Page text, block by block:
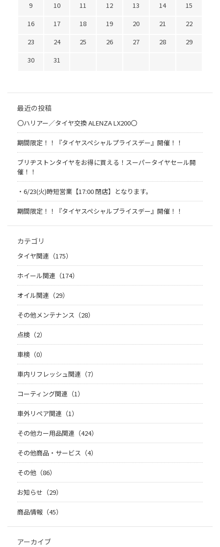
9 10 11 12 13 14
15
16
17 18 19 20 21
22
23
24 25 26 27 28
29
30
31
最近の投稿
〇ハリアー／タイヤ交換 ALENZA LX200〇
期間限定！！『タイヤスペシャルプライスデー』開催！！
ブリヂストンタイヤをお得に買える！スーパータイヤセール開
催！！
・6/23(火)時短営業【17:00 閉店】となります。
期間限定！！『タイヤスペシャルプライスデー』開催！！
カテゴリ
タイヤ関連（175）
ホイール関連（174）
オイル関連（29）
その他メンテナンス（28）
点検（2）
車検（0）
車内リフレッシュ関連（7）
コーティング関連（1）
車外リペア関連（1）
その他カー用品関連（424）
その他商品・サービス（4）
その他（86）
お知らせ（29）
商品情報（45）
アーカイブ